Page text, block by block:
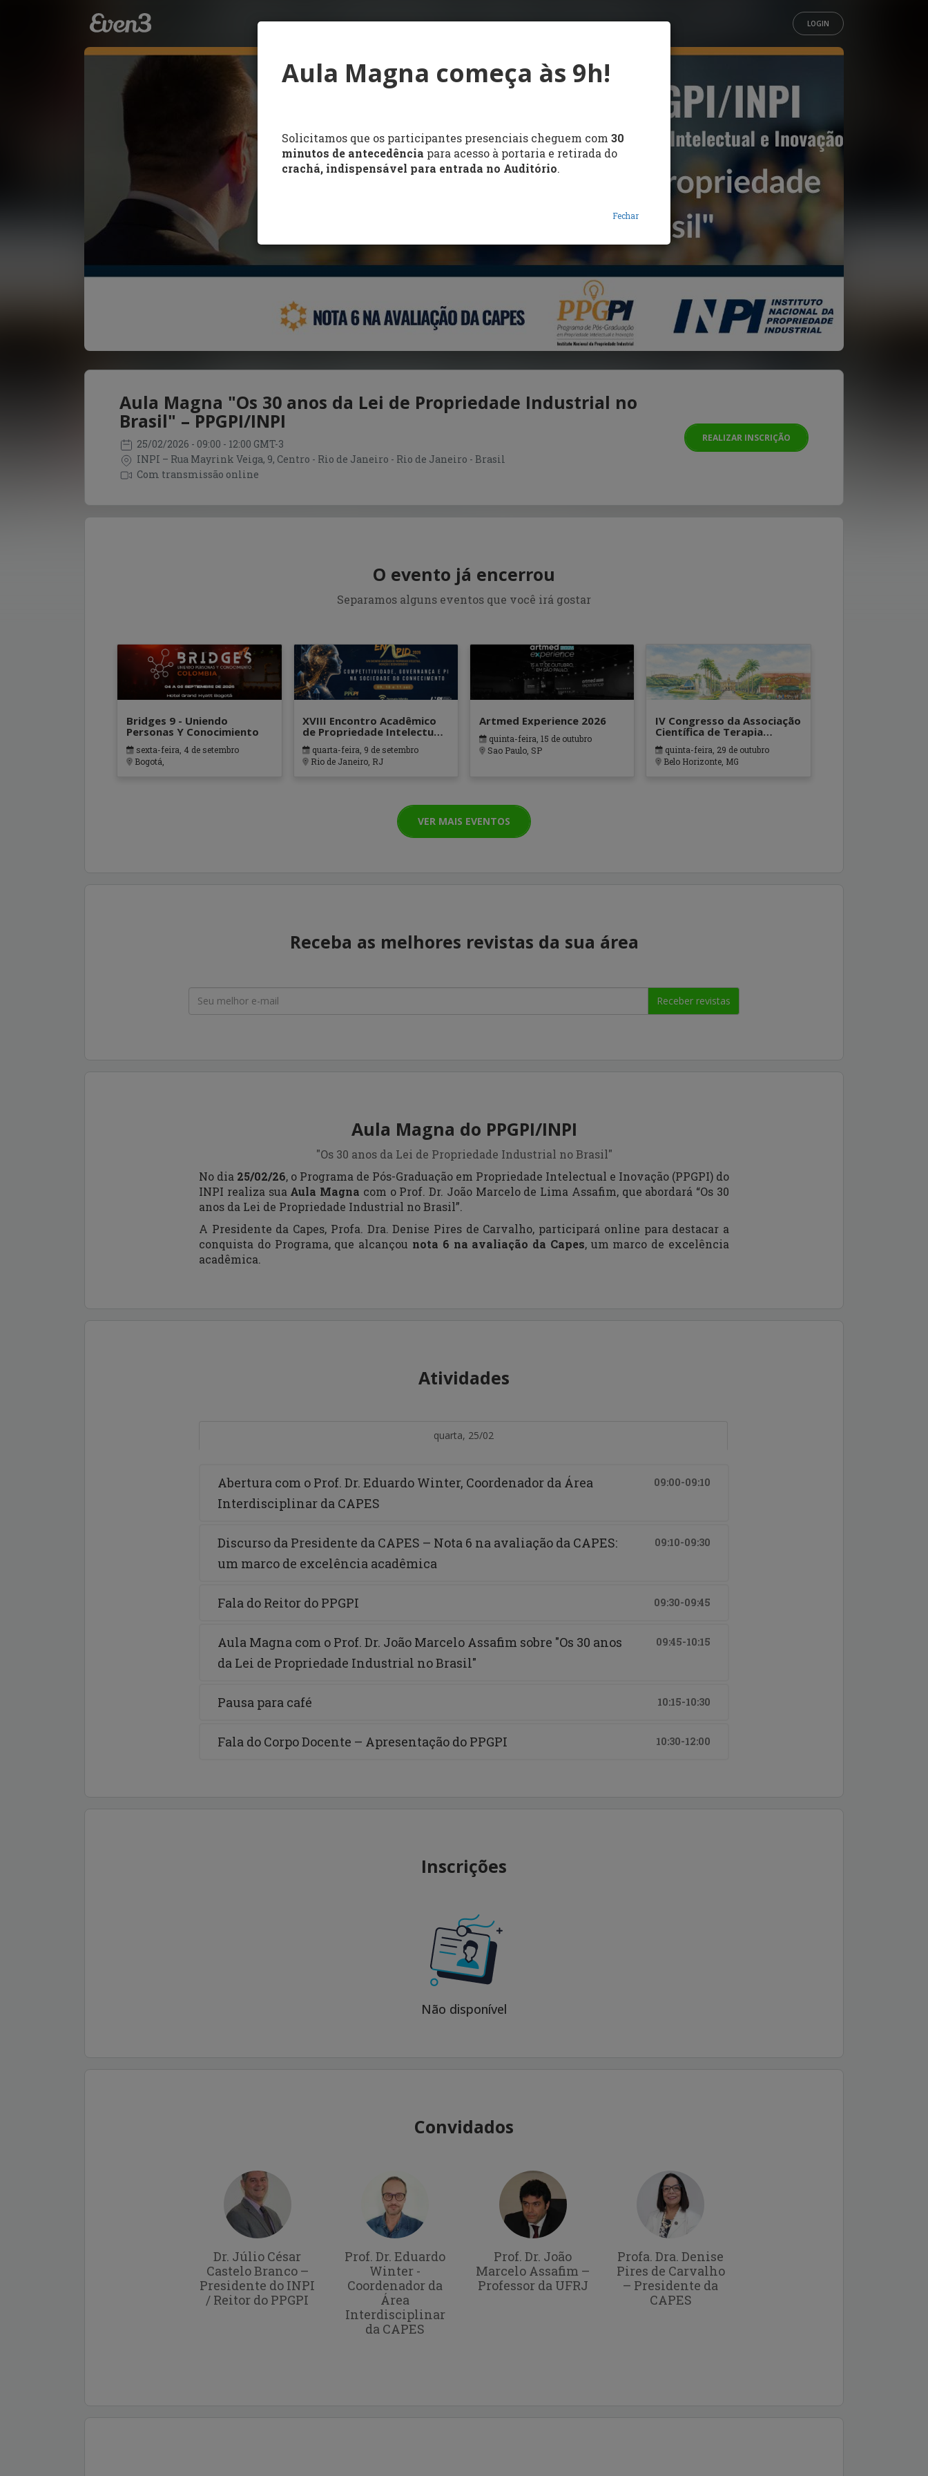
Aula Magna começa às 9h!
Solicitamos que os participantes presenciais cheguem com 30
minutos de antecedência para acesso à portaria e retirada do
crachá, indispensável para entrada no Auditório.
Fechar
LOGIN
Aula Magna "Os 30 anos da Lei de Propriedade Industrial no
Brasil" – PPGPI/INPI
25/02/2026 - 09:00 - 12:00 GMT-3
INPI – Rua Mayrink Veiga, 9, Centro - Rio de Janeiro - Rio de Janeiro - Brasil
Com transmissão online
REALIZAR INSCRIÇÃO
O evento já encerrou
Separamos alguns eventos que você irá gostar
Bridges 9 - Uniendo
Personas Y Conocimiento
sexta-feira, 4 de setembro
Bogotá,
XVIII Encontro Acadêmico
de Propriedade Intelectual,
Inovação e
Desenvolvimento (ENAPID)
quarta-feira, 9 de setembro
Rio de Janeiro, RJ
Artmed Experience 2026
quinta-feira, 15 de outubro
Sao Paulo, SP
IV Congresso da Associação
Científica de Terapia
Ocupacional em Contextos
Hospitalares e Cuidados
Paliativos - ATOHOSP
quinta-feira, 29 de outubro
Belo Horizonte, MG
VER MAIS EVENTOS
Receba as melhores revistas da sua área
Receber revistas
Aula Magna do PPGPI/INPI
"Os 30 anos da Lei de Propriedade Industrial no Brasil"
No dia 25/02/26, o Programa de Pós-Graduação em Propriedade Intelectual e Inovação (PPGPI) do
INPI realiza sua Aula Magna com o Prof. Dr. João Marcelo de Lima Assafim, que abordará “Os 30
anos da Lei de Propriedade Industrial no Brasil”.
A Presidente da Capes, Profa. Dra. Denise Pires de Carvalho, participará online para destacar a
conquista do Programa, que alcançou nota 6 na avaliação da Capes, um marco de excelência
acadêmica.
Atividades
quarta, 25/02
Abertura com o Prof. Dr. Eduardo Winter, Coordenador da Área
Interdisciplinar da CAPES
09:00-09:10
Discurso da Presidente da CAPES – Nota 6 na avaliação da CAPES:
um marco de excelência acadêmica
09:10-09:30
Fala do Reitor do PPGPI 09:30-09:45
Aula Magna com o Prof. Dr. João Marcelo Assafim sobre "Os 30 anos
da Lei de Propriedade Industrial no Brasil"
09:45-10:15
Pausa para café 10:15-10:30
Fala do Corpo Docente – Apresentação do PPGPI 10:30-12:00
Inscrições
Não disponível
Convidados
Dr. Júlio César
Castelo Branco –
Presidente do INPI
/ Reitor do PPGPI
Prof. Dr. Eduardo
Winter -
Coordenador da
Área
Interdisciplinar
da CAPES
Prof. Dr. João
Marcelo Assafim –
Professor da UFRJ
Profa. Dra. Denise
Pires de Carvalho
– Presidente da
CAPES